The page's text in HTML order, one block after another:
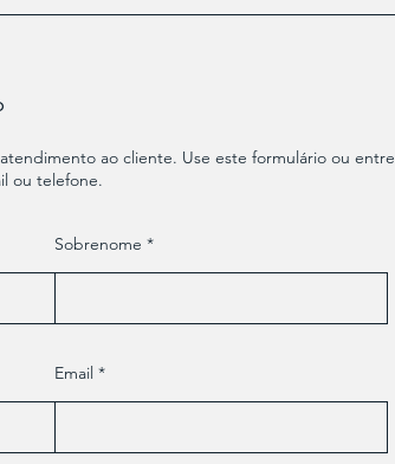
ao cliente. Use este formulário ou entre
ou telefone.
Sobrenome
Email